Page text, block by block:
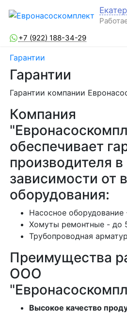
+7 (922) 188-34-29
Гарантии
Гарантии
Гарантии компании
Компания
обеспечивает
производителя в
зависимости от
оборудования:
Насосное оборудование
Хомуты ремонтные - до
Трубопроводная
Преимущества
ООО
Высокое качество